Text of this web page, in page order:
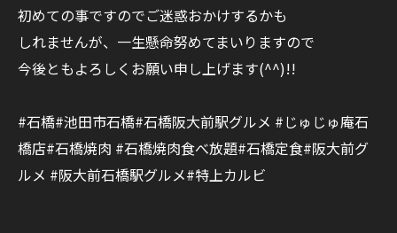
初めての事ですのでご迷惑おかけするかも
しれませんが、一生懸命努めてまいりますので
今後ともよろしくお願い申し上げます(^^)!!
#石橋#池田市石橋#石橋阪大前駅グルメ #じゅじゅ庵石
橋店#石橋焼肉 #石橋焼肉食べ放題#石橋定食#阪大前グ
ルメ #阪大前石橋駅グルメ#特上カルビ